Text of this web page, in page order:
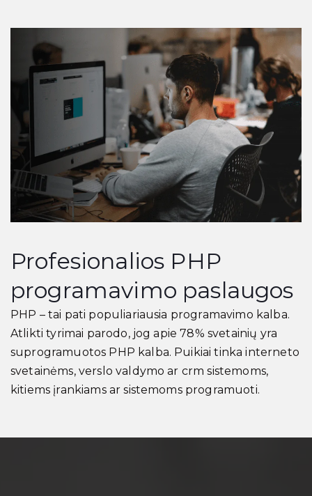
Profesionalios PHP
programavimo paslaugos
PHP – tai pati populiariausia programavimo kalba.
Atlikti tyrimai parodo, jog apie 78% svetainių yra
suprogramuotos PHP kalba. Puikiai tinka interneto
svetainėms, verslo valdymo ar crm sistemoms,
kitiems įrankiams ar sistemoms programuoti.